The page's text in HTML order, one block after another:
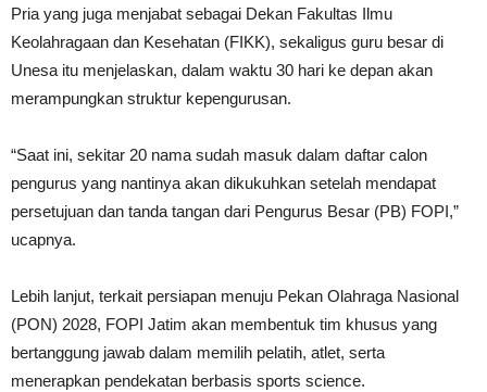
Pria yang juga menjabat sebagai Dekan Fakultas Ilmu
Keolahragaan dan Kesehatan (FIKK), sekaligus guru besar di
Unesa itu menjelaskan, dalam waktu 30 hari ke depan akan
merampungkan struktur kepengurusan.
“Saat ini, sekitar 20 nama sudah masuk dalam daftar calon
pengurus yang nantinya akan dikukuhkan setelah mendapat
persetujuan dan tanda tangan dari Pengurus Besar (PB) FOPI,”
ucapnya.
Lebih lanjut, terkait persiapan menuju Pekan Olahraga Nasional
(PON) 2028, FOPI Jatim akan membentuk tim khusus yang
bertanggung jawab dalam memilih pelatih, atlet, serta
menerapkan pendekatan berbasis sports science.